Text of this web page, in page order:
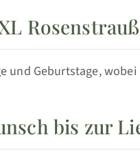
und Geburtstage,
bis zur